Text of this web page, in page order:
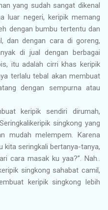
yang sudah sangat dikenal
luar negeri, keripik memang
dengan bumbu tertentu dan
dan dengan cara di goreng,
di jual dengan berbagai
itu adalah cirri khas keripik
terlalu tebal akan membuat
dengan sempurna atau
keripik sendiri dirumah,
singkong yang
mudah melempem. Karena
kita seringkali bertanya-tanya,
cara masak ku yaa?”. Nah..
singkong sahabat camil,
keripik singkong lebih